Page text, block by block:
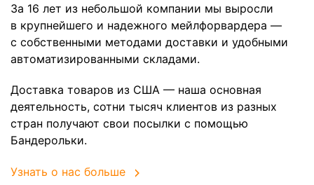
За 16 лет из небольшой компании мы выросли
в крупнейшего и надежного мейлфорвардера —
с собственными методами доставки и удобными
автоматизированными складами.
Доставка товаров из США — наша основная
деятельность, сотни тысяч клиентов из разных
стран получают свои посылки с помощью
Бандерольки.
Узнать о нас больше